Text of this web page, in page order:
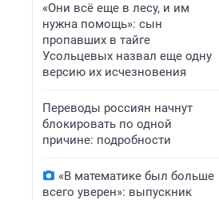
«Они всё еще в лесу, и им
нужна помощь»: сын
пропавших в тайге
Усольцевых назвал еще одну
версию их исчезновения
Переводы россиян начнут
блокировать по одной
причине: подробности
«В математике был больше
всего уверен»: выпускник